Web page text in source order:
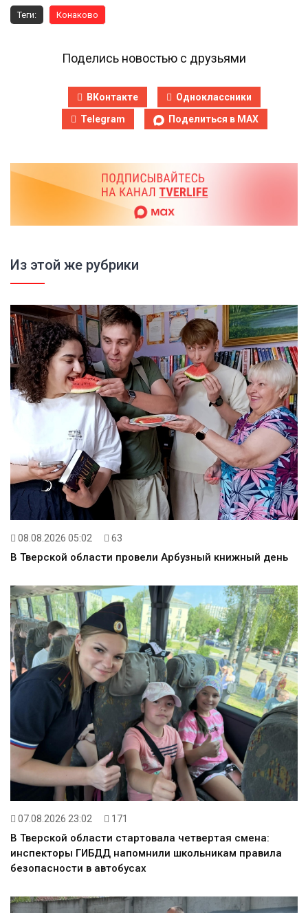
Теги: Конаково
Поделись новостью с друзьями
ВКонтакте
Одноклассники
Telegram
Поделиться в MAX
Из этой же рубрики
08.08.2026 05:02 63
В Тверской области провели Арбузный книжный день
07.08.2026 23:02 171
В Тверской области стартовала четвертая смена:
инспекторы ГИБДД напомнили школьникам правила
безопасности в автобусах